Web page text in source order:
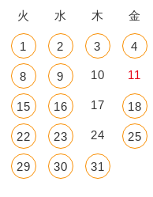
火 水 木 金
1 2 3 4
8 9 10 11
15 16 17 18
22 23 24 25
29 30 31